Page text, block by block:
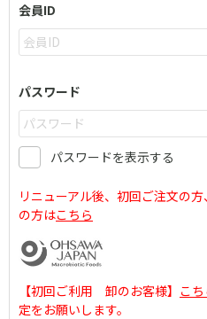
会員ID
パスワード
パスワードを表示する
リニューアル後、初回ご注文の
の方はこちら
【初回ご利用 卸のお客様】 こ
定をお願いします。